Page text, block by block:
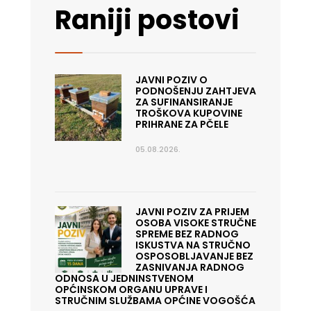
Raniji postovi
JAVNI POZIV O
PODNOŠENJU ZAHTJEVA
ZA SUFINANSIRANJE
TROŠKOVA KUPOVINE
PRIHRANE ZA PČELE
05.08.2026.
JAVNI POZIV ZA PRIJEM
OSOBA VISOKE STRUČNE
SPREME BEZ RADNOG
ISKUSTVA NA STRUČNO
OSPOSOBLJAVANJE BEZ
ZASNIVANJA RADNOG
ODNOSA U JEDNINSTVENOM
OPĆINSKOM ORGANU UPRAVE I
STRUČNIM SLUŽBAMA OPĆINE VOGOŠĆA